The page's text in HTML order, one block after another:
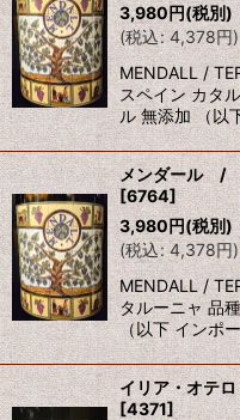
3,980円(税別)
(税込: 4,378円)
MENDALL /
スペイン カタ
ル 無添加 （以
メンダール /
[6764]
3,980円(税別)
(税込: 4,378円)
MENDALL /
タルーニャ 品
（以下 インポ
イリア・オ
[4371]